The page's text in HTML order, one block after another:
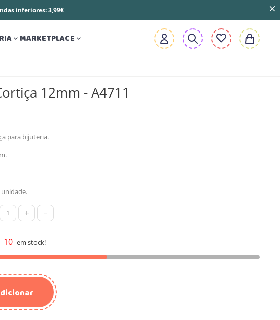
inferiores: 3,99€
 MARKETPLACE 
12mm - A4711
para bijuteria.
+ -
10 em stock!